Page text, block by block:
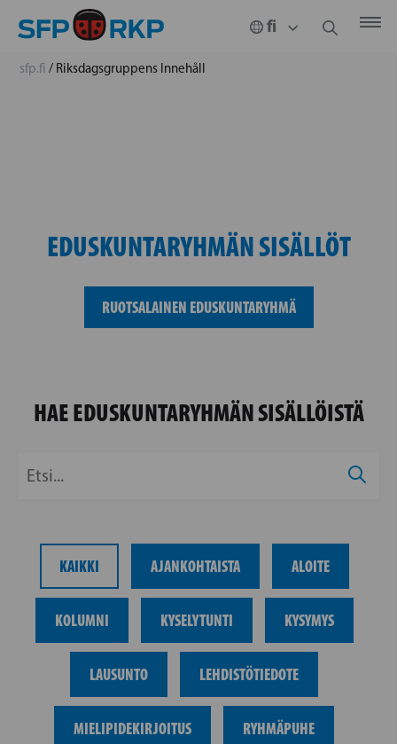
sfp.fi / Riksdagsgruppens Innehåll
EDUSKUNTARYHMÄN SISÄLLÖT
RUOTSALAINEN EDUSKUNTARYHMÄ
HAE EDUSKUNTARYHMÄN SISÄLLÖISTÄ
KAIKKI AJANKOHTAISTA ALOITE
KOLUMNI KYSELYTUNTI KYSYMYS
LAUSUNTO LEHDISTÖTIEDOTE
MIELIPIDEKIRJOITUS RYHMÄPUHE